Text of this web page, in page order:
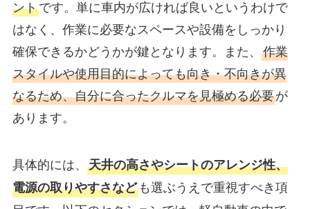
ントです。単に車内が広ければ良いというわけで
はなく、作業に必要なスペースや設備をしっかり
確保できるかどうかが鍵となります。また、 作業
スタイルや使用目的によっても向き・不向きが異
なるため、自分に合ったクルマを見極める必要が
あります。
具体的には、 天井の高さやシートのアレンジ性、
電源の取りやすさなども選ぶうえで重視すべき項